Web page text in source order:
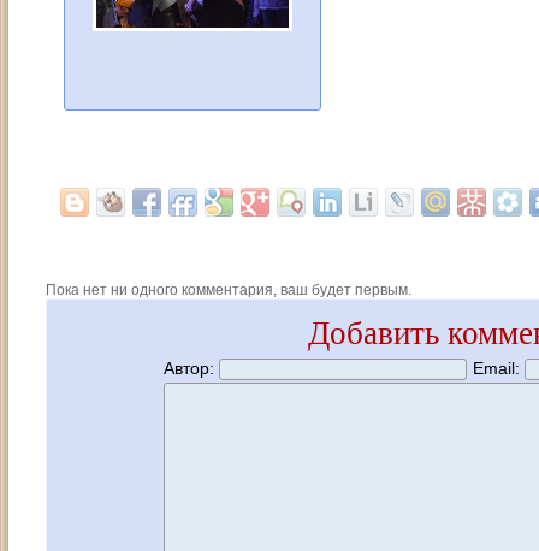
Пока нет ни одного комментария, ваш будет первым.
Добавить
Автор: Email: